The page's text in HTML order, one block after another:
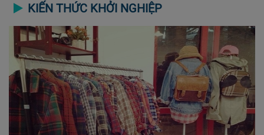
KIẾN THỨC KHỞI NGHIỆP